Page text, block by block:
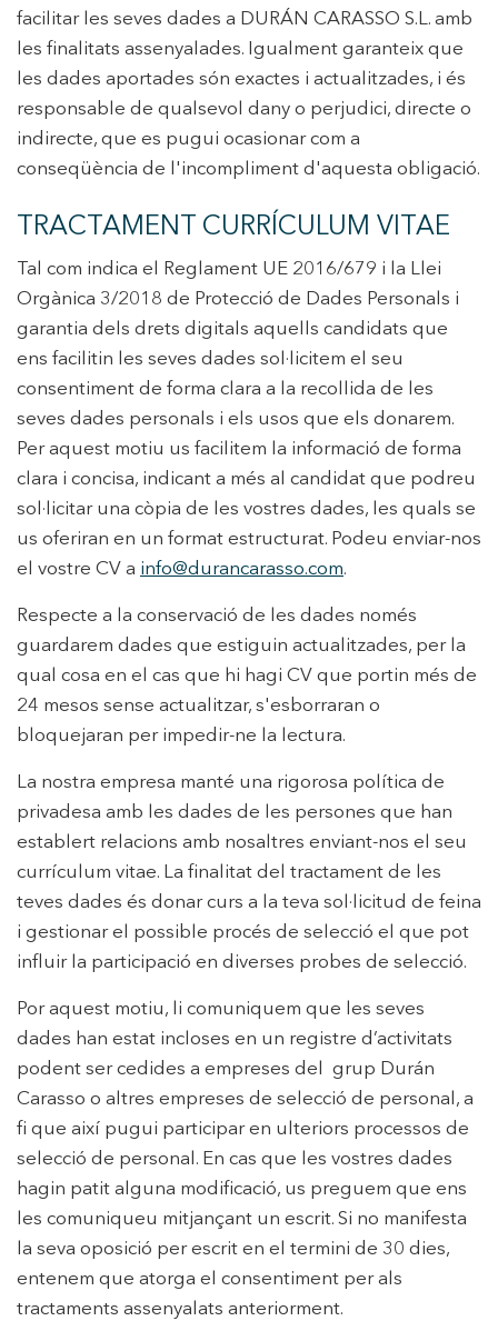
facilitar les seves dades a DURÁN CARASSO S.L. amb
les finalitats assenyalades. Igualment garanteix que
les dades aportades són exactes i actualitzades, i és
responsable de qualsevol dany o perjudici, directe o
indirecte, que es pugui ocasionar com a
conseqüència de l'incompliment d'aquesta obligació.
TRACTAMENT CURRÍCULUM VITAE
Tal com indica el Reglament UE 2016/679 i la Llei
Orgànica 3/2018 de Protecció de Dades Personals i
garantia dels drets digitals aquells candidats que
ens facilitin les seves dades sol·licitem el seu
consentiment de forma clara a la recollida de les
seves dades personals i els usos que els donarem.
Per aquest motiu us facilitem la informació de forma
clara i concisa, indicant a més al candidat que podreu
sol·licitar una còpia de les vostres dades, les quals se
us oferiran en un format estructurat. Podeu enviar-nos
el vostre CV a info@durancarasso.com.
Respecte a la conservació de les dades només
guardarem dades que estiguin actualitzades, per la
qual cosa en el cas que hi hagi CV que portin més de
24 mesos sense actualitzar, s'esborraran o
bloquejaran per impedir-ne la lectura.
La nostra empresa manté una rigorosa política de
privadesa amb les dades de les persones que han
establert relacions amb nosaltres enviant-nos el seu
currículum vitae. La finalitat del tractament de les
teves dades és donar curs a la teva sol·licitud de feina
i gestionar el possible procés de selecció el que pot
influir la participació en diverses probes de selecció.
Por aquest motiu, li comuniquem que les seves
dades han estat incloses en un registre d’activitats
podent ser cedides a empreses del grup Durán
Carasso o altres empreses de selecció de personal, a
fi que així pugui participar en ulteriors processos de
selecció de personal. En cas que les vostres dades
hagin patit alguna modificació, us preguem que ens
les comuniqueu mitjançant un escrit. Si no manifesta
la seva oposició per escrit en el termini de 30 dies,
entenem que atorga el consentiment per als
tractaments assenyalats anteriorment.